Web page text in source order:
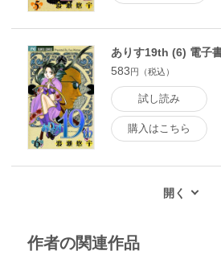
ありす19th (6) 電子
583円（税込）
試し読み
購入はこちら
作者の関連作品